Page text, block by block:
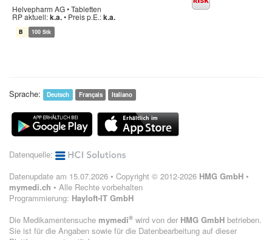
Helvepharm AG • Tabletten
RP aktuell:k.a.• Preis p.E.:k.a.
B 100 Stk
Sprache: Deutsch Français Italiano
Datenquelle:
Datenupdate am 15.07.2026 • Copyright © 2012-2026 HMG GmbH •
mymedi.ch • Alle Rechte vorbehalten
Programmierung: Hayloft-IT GmbH
Die Medikamentensuche mymedi® wird von der HMG GmbH betrieben.
Sie ist für die Angaben sowie für die Datenbearbeitung auf dieser